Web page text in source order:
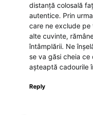
distanță colosală
autentice. Prin
care ne exclude pe
alte cuvinte,
întâmplării. Ne
se va găsi cheia
așteaptă cadourile
Reply